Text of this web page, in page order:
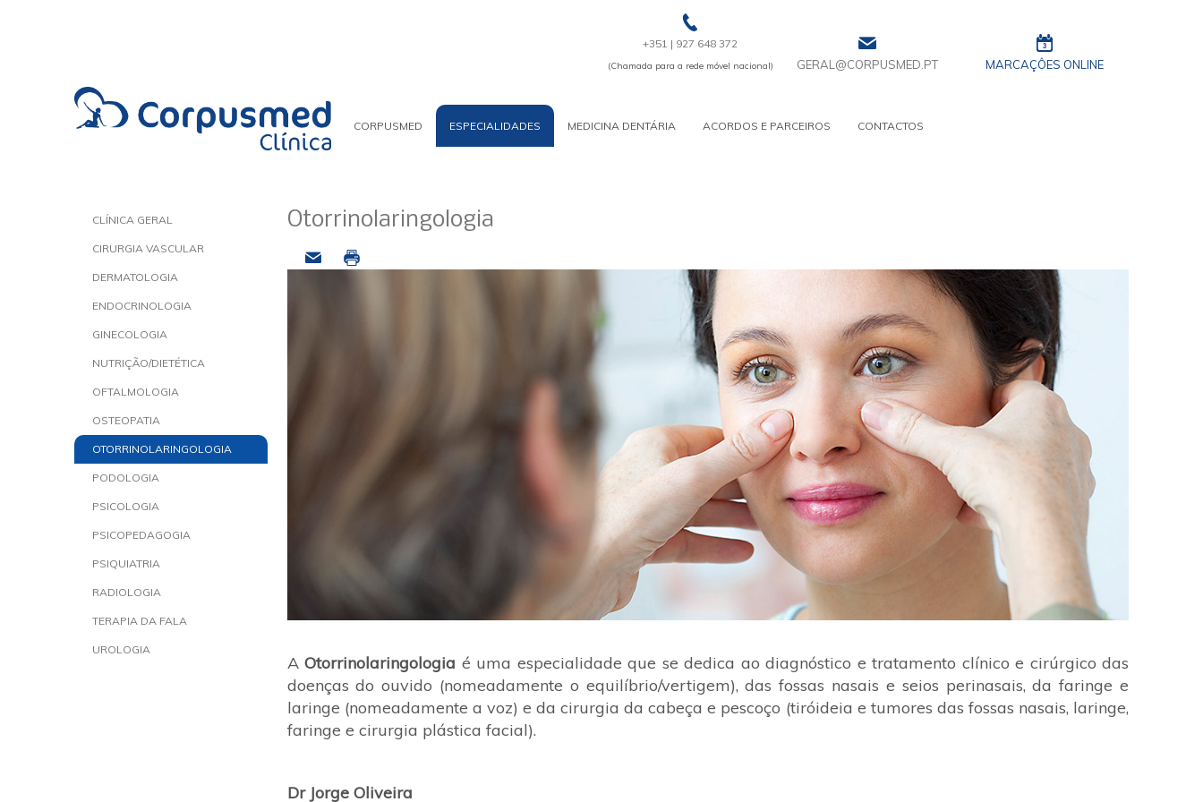
+351 | 927 648 372
(Chamada para a rede móvel nacional) GERAL@CORPUSMED.PT MARCAÇÔES ONLINE
CORPUSMED ESPECIALIDADES MEDICINA DENTÁRIA ACORDOS E PARCEIROS CONTACTOS
CLÍNICA GERAL
CIRURGIA VASCULAR
DERMATOLOGIA
ENDOCRINOLOGIA
GINECOLOGIA
NUTRIÇÃO/DIETÉTICA
OFTALMOLOGIA
OSTEOPATIA
OTORRINOLARINGOLOGIA
PODOLOGIA
PSICOLOGIA
PSICOPEDAGOGIA
PSIQUIATRIA
RADIOLOGIA
TERAPIA DA FALA
UROLOGIA
Otorrinolaringologia
AOtorrinolaringologia é uma especialidade que se dedica ao diagnóstico e tratamento clínico e cirúrgico das
doenças do ouvido (nomeadamente o equilíbrio/vertigem), das fossas nasais e seios perinasais, da faringe e
laringe (nomeadamente a voz) e da cirurgia da cabeça e pescoço (tiróideia e tumores das fossas nasais, laringe,
faringe e cirurgia plástica facial).
Dr Jorge Oliveira